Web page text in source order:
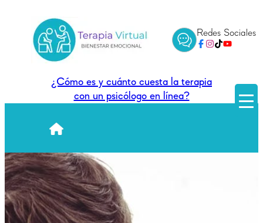
Redes Sociales
¿Cómo es y cuánto cuesta la terapia
con un psicólogo en línea?